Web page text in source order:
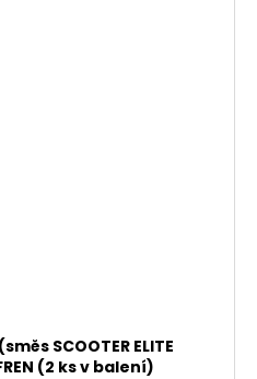
SCOOTER ELITE
(2 ks v balení)